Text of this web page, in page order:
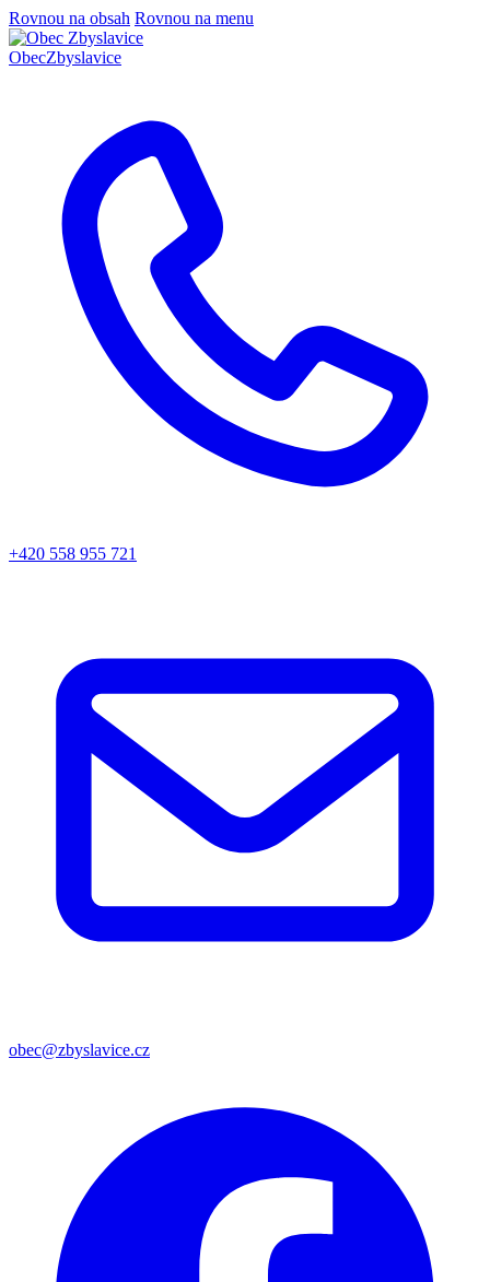
Rovnou na obsah Rovnou na menu
ObecZbyslavice
+420 558 955 721
obec@zbyslavice.cz